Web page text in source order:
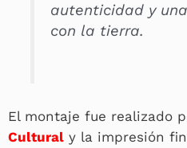
autenticidad y
con la tierra.
El montaje fue realizado
Cultural y la impresión